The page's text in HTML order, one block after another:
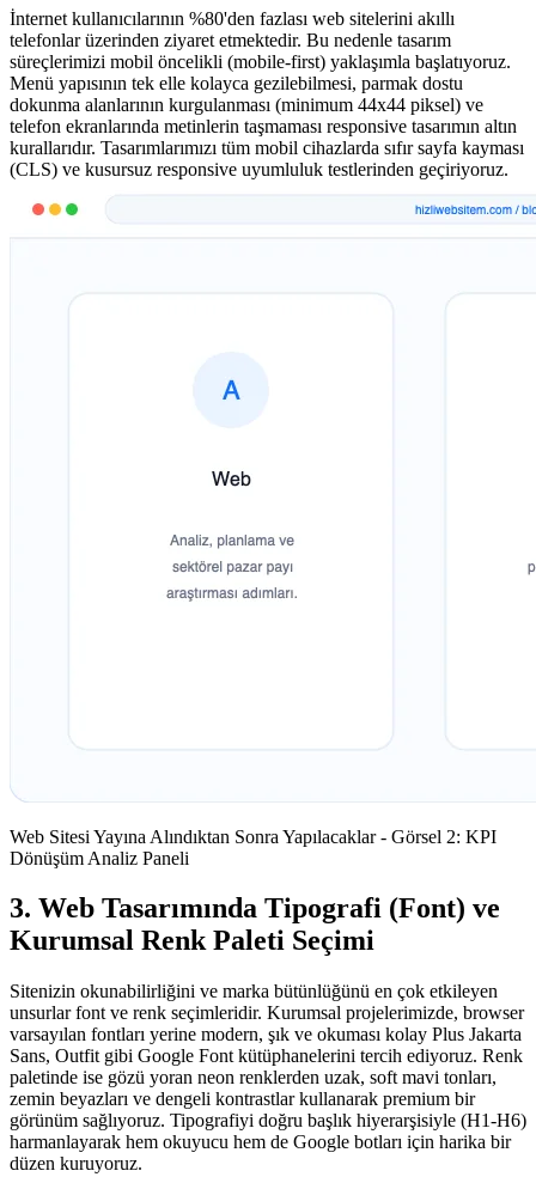
İnternet kullanıcılarının %80'den fazlası web sitelerini akıllı
telefonlar üzerinden ziyaret etmektedir. Bu nedenle tasarım
süreçlerimizi mobil öncelikli (mobile-first) yaklaşımla başlatıyoruz.
Menü yapısının tek elle kolayca gezilebilmesi, parmak dostu
dokunma alanlarının kurgulanması (minimum 44x44 piksel) ve
telefon ekranlarında metinlerin taşmaması responsive tasarımın altın
kurallarıdır. Tasarımlarımızı tüm mobil cihazlarda sıfır sayfa kayması
(CLS) ve kusursuz responsive uyumluluk testlerinden geçiriyoruz.
Web Sitesi Yayına Alındıktan Sonra Yapılacaklar - Görsel 2: KPI
Dönüşüm Analiz Paneli
3. Web Tasarımında Tipografi (Font) ve
Kurumsal Renk Paleti Seçimi
Sitenizin okunabilirliğini ve marka bütünlüğünü en çok etkileyen
unsurlar font ve renk seçimleridir. Kurumsal projelerimizde, browser
varsayılan fontları yerine modern, şık ve okuması kolay Plus Jakarta
Sans, Outfit gibi Google Font kütüphanelerini tercih ediyoruz. Renk
paletinde ise gözü yoran neon renklerden uzak, soft mavi tonları,
zemin beyazları ve dengeli kontrastlar kullanarak premium bir
görünüm sağlıyoruz. Tipografiyi doğru başlık hiyerarşisiyle (H1-H6)
harmanlayarak hem okuyucu hem de Google botları için harika bir
düzen kuruyoruz.